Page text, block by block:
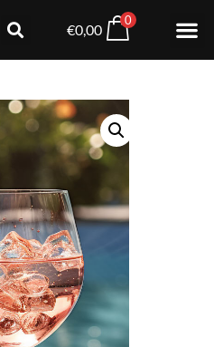
€0,00
0
Syrah Reserve 2021
€17,30